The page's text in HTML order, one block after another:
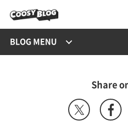
BLOG MENU
Share